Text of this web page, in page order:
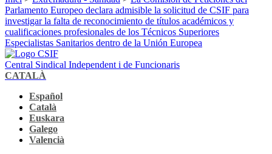
Parlamento Europeo declara admisible la solicitud de CSIF para
investigar la falta de reconocimiento de títulos académicos y
cualificaciones profesionales de los Técnicos Superiores
Especialistas Sanitarios dentro de la Unión Europea
Central Sindical Independent i de Funcionaris
CATALÀ
Español
Català
Euskara
Galego
Valencià